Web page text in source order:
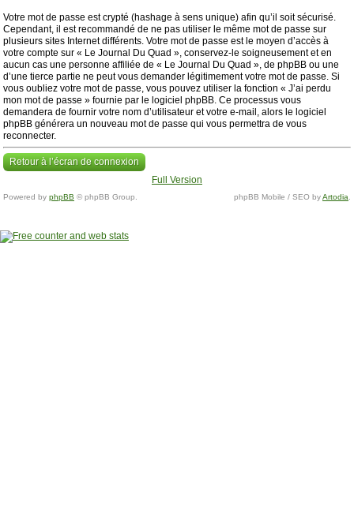
Votre mot de passe est crypté (hashage à sens unique) afin qu’il soit sécurisé.
Cependant, il est recommandé de ne pas utiliser le même mot de passe sur
plusieurs sites Internet différents. Votre mot de passe est le moyen d’accès à
votre compte sur « Le Journal Du Quad », conservez-le soigneusement et en
aucun cas une personne affiliée de « Le Journal Du Quad », de phpBB ou une
d’une tierce partie ne peut vous demander légitimement votre mot de passe. Si
vous oubliez votre mot de passe, vous pouvez utiliser la fonction « J’ai perdu
mon mot de passe » fournie par le logiciel phpBB. Ce processus vous
demandera de fournir votre nom d’utilisateur et votre e-mail, alors le logiciel
phpBB générera un nouveau mot de passe qui vous permettra de vous
reconnecter.
Retour à l’écran de connexion
Full Version
Powered by phpBB © phpBB Group. phpBB Mobile / SEO byArtodia